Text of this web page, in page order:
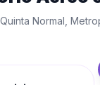
Quinta Normal